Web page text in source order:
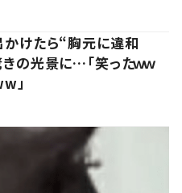
かけたら“胸元に違和
の光景に…「笑ったｗｗ
」